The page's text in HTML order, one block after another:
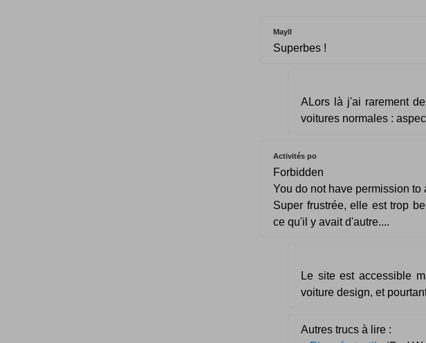
Mayll
Superbes !
ALors là j'ai rarement
voitures normales :
Activités po
Forbidden
You do not have permission to
Super frustrée, elle est trop
ce qu'il y avait d'autre....
Le site est accessible
voiture design, et
Autres trucs à lire :